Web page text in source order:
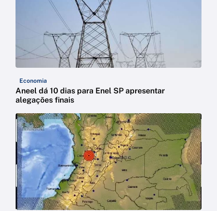
Economia
Aneel dá 10 dias para Enel SP apresentar
alegações finais